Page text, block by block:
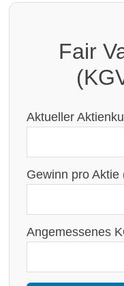
Fair
Aktueller
Gewinn pro Aktie
Angemessenes